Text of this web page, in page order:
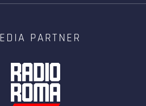
PARTNER